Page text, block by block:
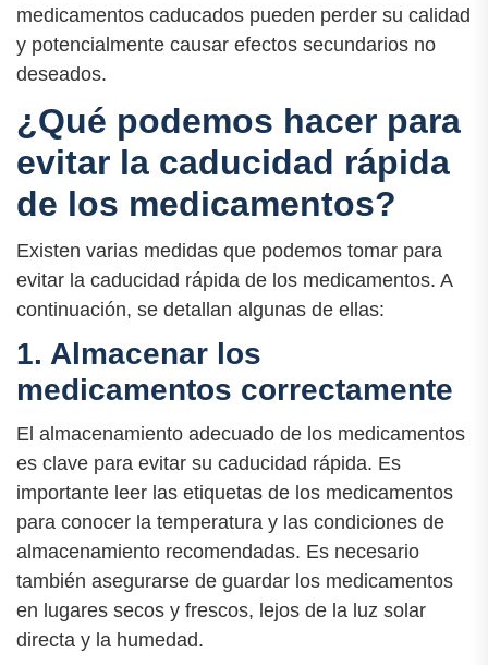
medicamentos caducados pueden perder su calidad
y potencialmente causar efectos secundarios no
deseados.
¿Qué podemos hacer para
evitar la caducidad rápida
de los medicamentos?
Existen varias medidas que podemos tomar para
evitar la caducidad rápida de los medicamentos. A
continuación, se detallan algunas de ellas:
1. Almacenar los
medicamentos correctamente
El almacenamiento adecuado de los medicamentos
es clave para evitar su caducidad rápida. Es
importante leer las etiquetas de los medicamentos
para conocer la temperatura y las condiciones de
almacenamiento recomendadas. Es necesario
también asegurarse de guardar los medicamentos
en lugares secos y frescos, lejos de la luz solar
directa y la humedad.